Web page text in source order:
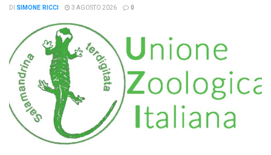
DI SIMONE RICCI 3 AGOSTO 2026 0